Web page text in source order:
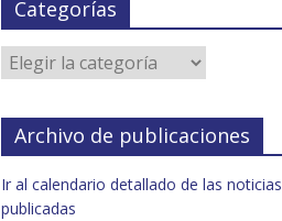
Categorías
Archivo de publicaciones
Ir al calendario detallado de las noticias
publicadas